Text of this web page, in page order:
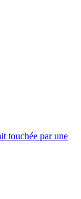
touchée par une